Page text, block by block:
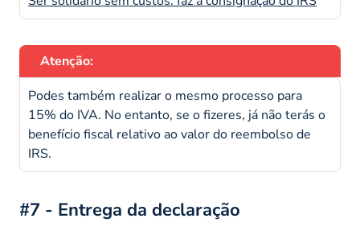
Atenção:
Podes também realizar o mesmo processo para
15% do IVA. No entanto, se o fizeres, já não terás o
benefício fiscal relativo ao valor do reembolso de
IRS.
#7 - Entrega da declaração